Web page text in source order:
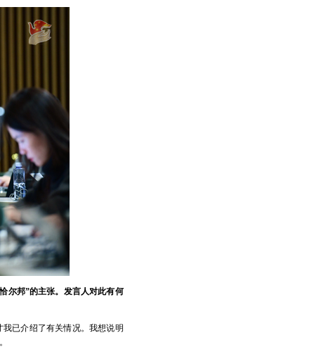
尔邦”的主张。发言人对此有何
已介绍了有关情况。我想说明